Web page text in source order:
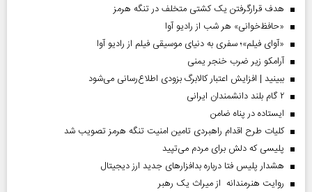
هدف قرارگرفتن یک کشتی متخلف در تنگه هرمز
«حافظ‌خوانی» هر شب از رادیو آوا
«آوای فیلم»؛ سفری به دنیای موسیقی فیلم از رادیو آوا
آرامکو زیر ضرب خنجر یمنی
ببینید | افزایش اعتبار کالابرگ بزودی اطلاع‌رسانی می‌شود
۲ گام بلند دانشمندان ایرانی
ایستاده در پناه ضامن
کلیات طرح اقدام راهبردی تامین امنیت تنگه هرمز تصویب شد
پلیسی که دلش برای مردم می‌تپید
هشدار پلیس فتا درباره بدافزار‌های جدید ارز دیجیتال
روایت هنرمندانه از میراث یک رهبر